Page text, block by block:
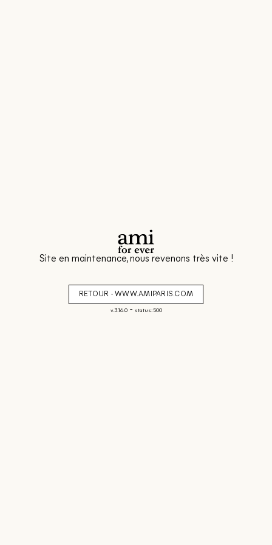
Site en maintenance, nous revenons très vite !
RETOUR - WWW.AMIPARIS.COM
v. 3.16.0- status: 500